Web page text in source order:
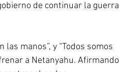
de continuar la guerra
manos”, y “Todos somos
a Netanyahu. Afirmando